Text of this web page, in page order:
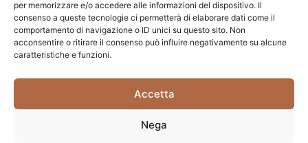
per memorizzare e/o accedere alle informazioni del dispositivo. Il
consenso a queste tecnologie ci permetterà di elaborare dati come il
comportamento di navigazione o ID unici su questo sito. Non
acconsentire o ritirare il consenso può influire negativamente su alcune
caratteristiche e funzioni.
Accetta
Nega
informazioni.
ISCRIVITI ALLA NEWSLETTER
Carpediem di Traversa Monia | P.IVA: 03415840408 | REA: